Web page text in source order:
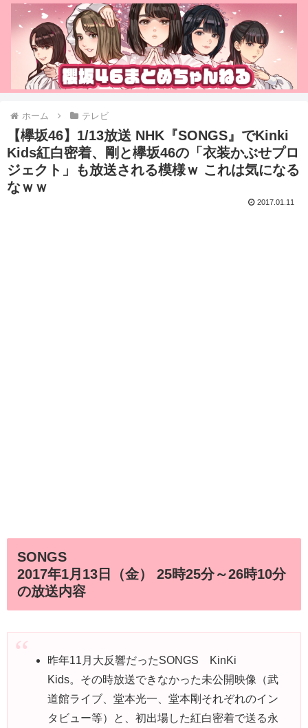
ホーム テレビ
【欅坂46】1/13放送 NHK『SONGS』でKinki
Kids紅白密着、剛と欅坂46の「衣装かぶせプロ
ジェクト」も放送される模様ｗ これは気になる
なｗｗ
2017.01.11
SONGS
2017年1月13日（金） 25時25分～26時10分
の放送内容
昨年11月大反響だったSONGS KinKi
Kids。その時放送できなかった未公開映像（武
道館ライブ、堂本光一、堂本剛それぞれのイン
タビュー等）と、初出場した紅白密着で送る永